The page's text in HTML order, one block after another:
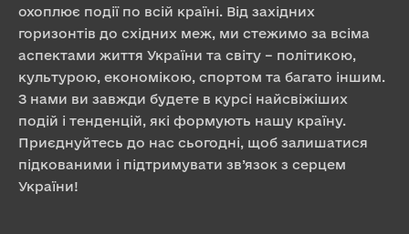
охоплює події по всій країні. Від західних
горизонтів до східних меж, ми стежимо за всіма
аспектами життя України та світу – політикою,
культурою, економікою, спортом та багато іншим.
З нами ви завжди будете в курсі найсвіжіших
подій і тенденцій, які формують нашу країну.
Приєднуйтесь до нас сьогодні, щоб залишатися
підкованими і підтримувати зв’язок з серцем
України!